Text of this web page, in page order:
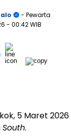
- Pewarta
- 00:42 WIB
, 5 Maret 2026
South.